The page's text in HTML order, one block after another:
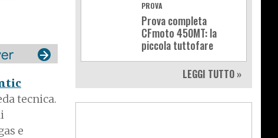
tecnica.
e
PROVA
Prova completa
CFmoto 450MT: la
piccola tuttofare
LEGGI TUTTO »